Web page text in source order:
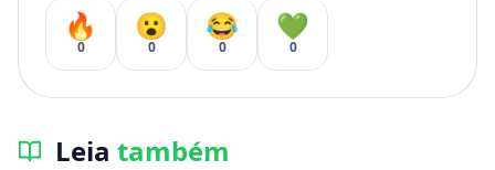
🔥
0
😮
0
😂
0
💚
0
Leia também